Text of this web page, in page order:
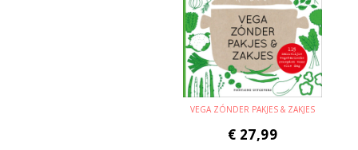
VEGA ZÓNDER PAKJES & ZAKJES
€ 27,99